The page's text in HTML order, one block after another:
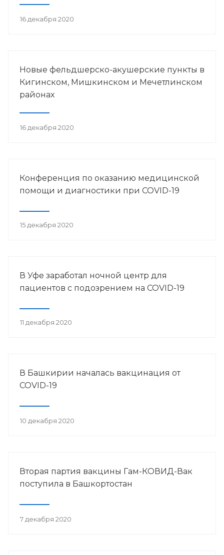
16 декабря 2020
Новые фельдшерско-акушерские пункты в
Кигинском, Мишкинском и Мечетлинском
районах
16 декабря 2020
Конференция по оказанию медицинской
помощи и диагностики при COVID-19
15 декабря 2020
В Уфе заработал ночной центр для
пациентов с подозрением на COVID-19
11 декабря 2020
В Башкирии началась вакцинация от
COVID-19
10 декабря 2020
Вторая партия вакцины Гам-КОВИД-Вак
поступила в Башкортостан
7 декабря 2020